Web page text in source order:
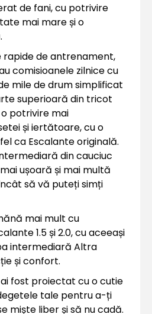
de fani, cu potrivire
mai mare și o
de antrenament,
comisioanele zilnice cu
mile de drum simplificat
superioară din tricot
potrivire mai
și iertătoare, cu o
ca Escalante originală.
din cauciuc
ușoară și mai multă
să vă puteți simți
mai mult cu
1.5 și 2.0, cu aceeași
intermediară Altra
și confort.
fost proiectat cu o cutie
tale pentru a-ți
miște liber și să nu cadă.